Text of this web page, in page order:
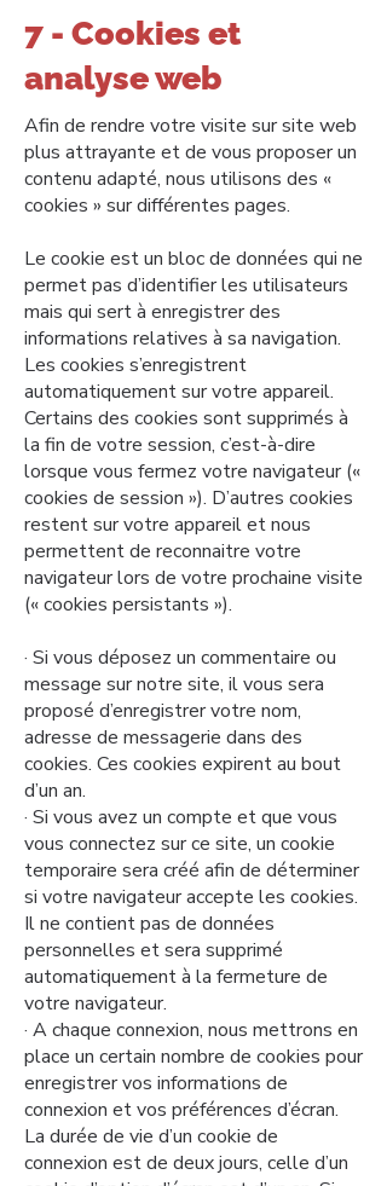
7 - Cookies et
analyse web
Afin de rendre votre visite sur site web
plus attrayante et de vous proposer un
contenu adapté, nous utilisons des «
cookies » sur différentes pages.
Le cookie est un bloc de données qui ne
permet pas d’identifier les utilisateurs
mais qui sert à enregistrer des
informations relatives à sa navigation.
Les cookies s’enregistrent
automatiquement sur votre appareil.
Certains des cookies sont supprimés à
la fin de votre session, c’est-à-dire
lorsque vous fermez votre navigateur («
cookies de session »). D’autres cookies
restent sur votre appareil et nous
permettent de reconnaitre votre
navigateur lors de votre prochaine visite
(« cookies persistants »).
· Si vous déposez un commentaire ou
message sur notre site, il vous sera
proposé d’enregistrer votre nom,
adresse de messagerie dans des
cookies. Ces cookies expirent au bout
d’un an.
· Si vous avez un compte et que vous
vous connectez sur ce site, un cookie
temporaire sera créé afin de déterminer
si votre navigateur accepte les cookies.
Il ne contient pas de données
personnelles et sera supprimé
automatiquement à la fermeture de
votre navigateur.
· A chaque connexion, nous mettrons en
place un certain nombre de cookies pour
enregistrer vos informations de
connexion et vos préférences d’écran.
La durée de vie d’un cookie de
connexion est de deux jours, celle d’un